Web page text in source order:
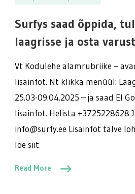
tulla
trenni,
varustust
Surfys saad õppida,
laagrisse ja osta
Vt Kodulehe alamrubriike –
lisainfot. Nt klikka menüül:
25.03-09.04.2025 – ja saad El
lisainfot. Helista +3725228628
info@surfy.ee Lisainfot talve
loe siit
Read More